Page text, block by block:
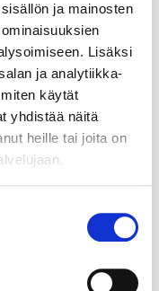
ja mainosten
Lisäksi
ja analytiikka-
käytät
yhdistää näitä
heille tai joita on